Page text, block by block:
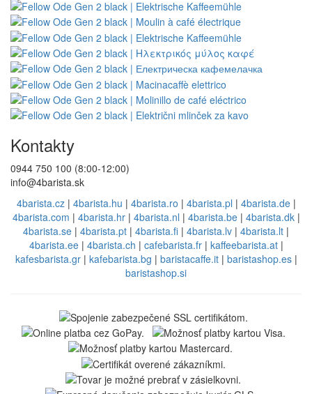
Kontakty
0944 750 100 (8:00-12:00)
info@4barista.sk
4barista.cz| 4barista.hu | 4barista.ro | 4barista.pl | 4barista.de|
4barista.com | 4barista.hr| 4barista.nl | 4barista.be| 4barista.dk|
4barista.se | 4barista.pt | 4barista.fi | 4barista.lv | 4barista.lt |
4barista.ee| 4barista.ch | cafebarista.fr| kaffeebarista.at|
kafesbarista.gr| kafebarista.bg | baristacaffe.it| baristashop.es|
baristashop.si